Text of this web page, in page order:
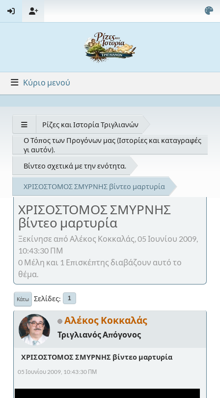
Κύριο μενού
Ρίζες και Ιστορία Τριγλιανών
Ο Τόπος των Προγόνων μας (Ιστορίες και καταγραφές
γι αυτόν).
Βίντεο σχετικά με την ενότητα.
ΧΡΙΣΟΣΤΟΜΟΣ ΣΜΥΡΝΗΣ βίντεο μαρτυρία
ΧΡΙΣΟΣΤΟΜΟΣ ΣΜΥΡΝΗΣ
βίντεο μαρτυρία
Ξεκίνησε από Αλέκος Κοκκαλάς, 05 Ιουνίου 2009,
10:43:30 ΠΜ
0 Μέλη και 1 Επισκέπτης διαβάζουν αυτό το
θέμα.
Κάτω Σελίδες 1
Αλέκος Κοκκαλάς
Τριγλιανός Απόγονος
ΧΡΙΣΟΣΤΟΜΟΣ ΣΜΥΡΝΗΣ βίντεο μαρτυρία
05 Ιουνίου 2009, 10:43:30 ΠΜ